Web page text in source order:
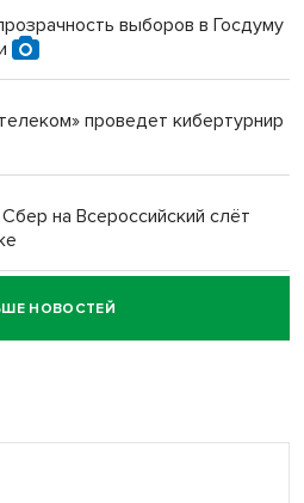
с женой вошли в топ-16
выборов в Госдуму
проведет кибертурнир
на Всероссийский слёт
обеспечит
ЕДГ в Новосибирской
НОВОСТЕЙ